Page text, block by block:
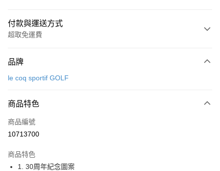
付款與運送方式
超取免運費
信用卡一次付款
LINE Pay
Apple Pay
悠遊付
品牌
le coq sportif GOLF
商品特色
商品編號
10713700
商品特色
1. 30周年紀念圖案